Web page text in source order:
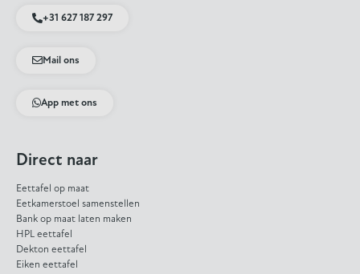
+31 627 187 297
Mail ons
App met ons
Direct naar
Eettafel op maat
Eetkamerstoel samenstellen
Bank op maat laten maken
HPL eettafel
Dekton eettafel
Eiken eettafel